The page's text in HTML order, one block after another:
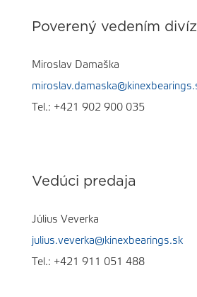
Poverený vedením
Miroslav Damaška
Tel.: +421 902 900 035
Vedúci predaja
Július Veverka
julius.veverka@kinexbearings.sk
Tel.: +421 911 051 488